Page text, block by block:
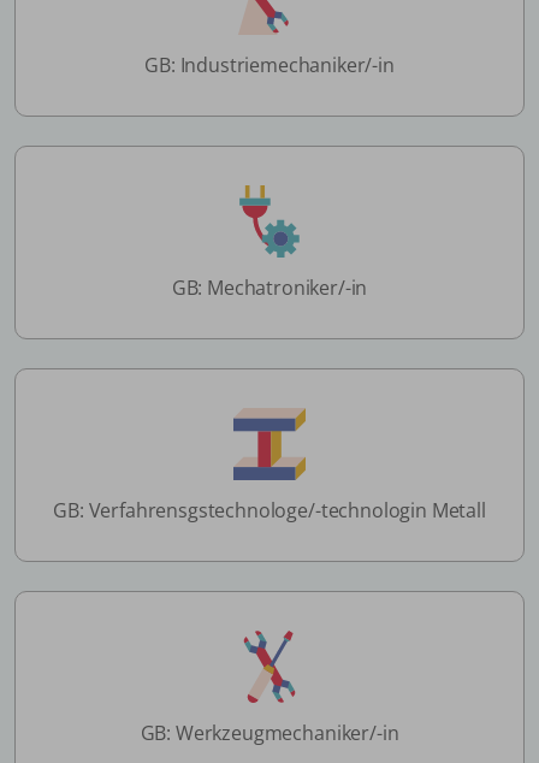
GB: Industriemechaniker/-in
GB: Mechatroniker/-in
GB: Verfahrensgstechnologe/-technologin Metall
GB: Werkzeugmechaniker/-in